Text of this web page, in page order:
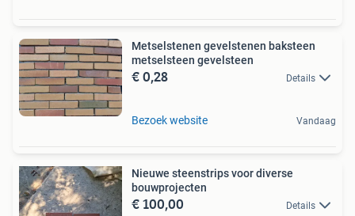
Metselstenen gevelstenen baksteen
metselsteen gevelsteen
€ 0,28 Details
Bezoek website Vandaag
Nieuwe steenstrips voor diverse
bouwprojecten
€ 100,00 Details